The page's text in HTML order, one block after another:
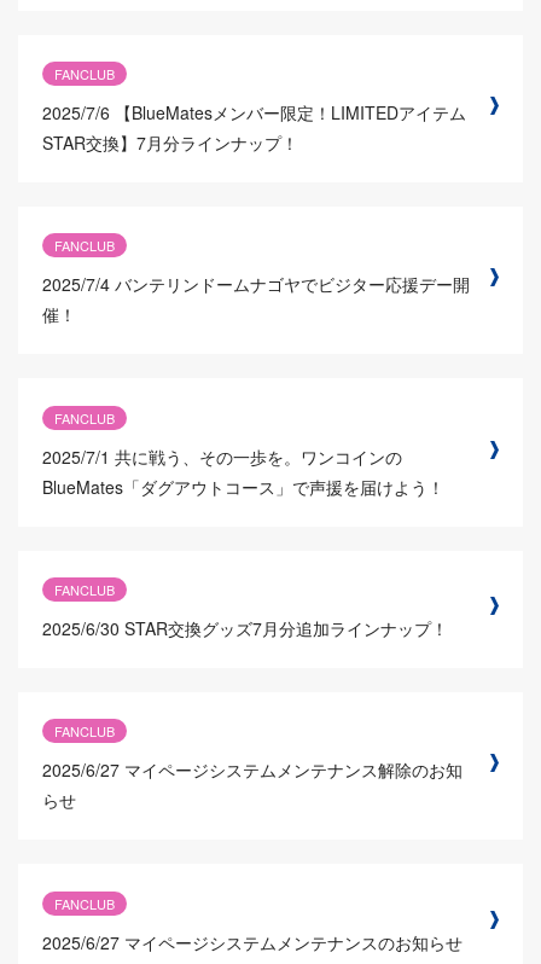
FANCLUB
2025/7/6
【BlueMatesメンバー限定！LIMITEDアイテム
STAR交換】7月分ラインナップ！
FANCLUB
2025/7/4 バンテリンドームナゴヤでビジター応援デー開
催！
FANCLUB
2025/7/1 共に戦う、その一歩を。ワンコインの
BlueMates「ダグアウトコース」で声援を届けよう！
FANCLUB
2025/6/30 STAR交換グッズ7月分追加ラインナップ！
FANCLUB
2025/6/27 マイページシステムメンテナンス解除のお知
らせ
FANCLUB
2025/6/27 マイページシステムメンテナンスのお知らせ